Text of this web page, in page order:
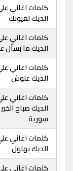
كلمات اغاني
الديك لعيونك
كلمات اغاني
الديك ما بسأل
كلمات اغاني
الديك علوش
كلمات اغاني
الديك صباح الخير
سورية
كلمات اغاني
الديك بهلول
كلمات اغاني